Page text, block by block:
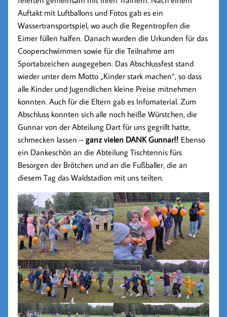
Auftakt mit Luftballons und Fotos gab es ein
Wassertransportspiel, wo auch die Regentropfen die
Eimer füllen halfen. Danach wurden die Urkunden für das
Cooperschwimmen sowie für die Teilnahme am
Sportabzeichen ausgegeben. Das Abschlussfest stand
wieder unter dem Motto „Kinder stark machen“, so dass
alle Kinder und Jugendlichen kleine Preise mitnehmen
konnten. Auch für die Eltern gab es Infomaterial. Zum
Abschluss konnten sich alle noch heiße Würstchen, die
Gunnar von der Abteilung Dart für uns gegrillt hatte,
schmecken lassen –ganz vielen DANK Gunnar‼ Ebenso
ein Dankeschön an die Abteilung Tischtennis fürs
Besorgen der Brötchen und an die Fußballer, die an
diesem Tag das Waldstadion mit uns teilten.